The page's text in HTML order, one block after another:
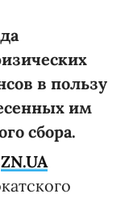
в пользу
им
сбора.
ZN.UA